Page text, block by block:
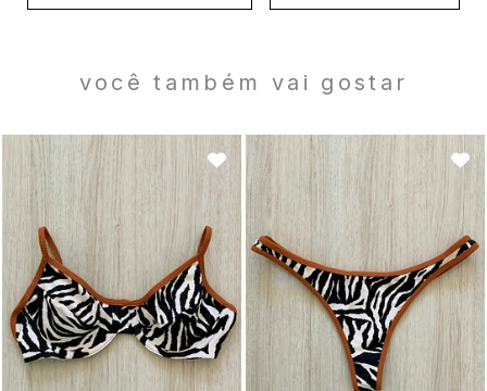
você também vai gostar